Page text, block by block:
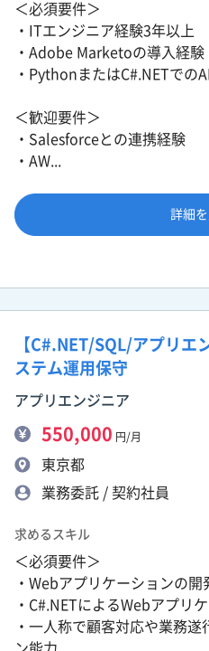
＜必須要件＞
・ITエンジニア経験3年以上
・Adobe Marketoの導入経験
・PythonまたはC#.NETでの
＜歓迎要件＞
・Salesforceとの連携経験
・AW...
詳細
【C#.NET/SQL/アプリエ
ステム運用保守
アプリエンジニア
550,000 円/月
東京都
業務委託 / 契約社員
求めるスキル
＜必須要件＞
・Webアプリケーションの開
・C#.NETによるWebアプリ
・一人称で顧客対応や業務
ン能力